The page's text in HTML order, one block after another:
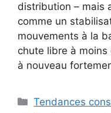
distribution – mais
comme un
mouvements à la
chute libre à moins
à nouveau
Catégories
Tendances